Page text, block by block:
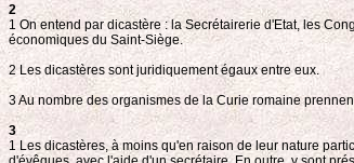
2
1 On entend par dicastère : la Secrétairerie d'Etat, les
économiques du Saint-Siège.
2 Les dicastères sont juridiquement égaux entre eux.
3 Au nombre des organismes de la Curie romaine
3
1 Les dicastères, à moins qu'en raison de leur nature